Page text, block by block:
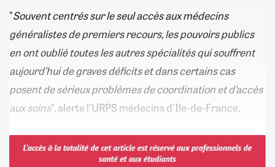
"Souvent centrés sur le seul accès aux médecins
généralistes de premiers recours, les pouvoirs publics
en ont oublié toutes les autres spécialités qui souffrent
aujourd’hui de graves déficits et dans certains cas
posent de sérieux problèmes de coordination et d’accès
aux soins", alerte l'URPS médecins d'Ile-de-France,